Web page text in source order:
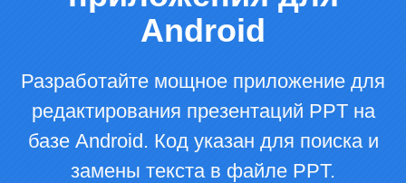
Android
Разработайте мощное приложение для
редактирования презентаций PPT на
базе Android. Код указан для поиска и
замены текста в файле PPT.